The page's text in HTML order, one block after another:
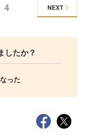
4 NEXT
したか？
った